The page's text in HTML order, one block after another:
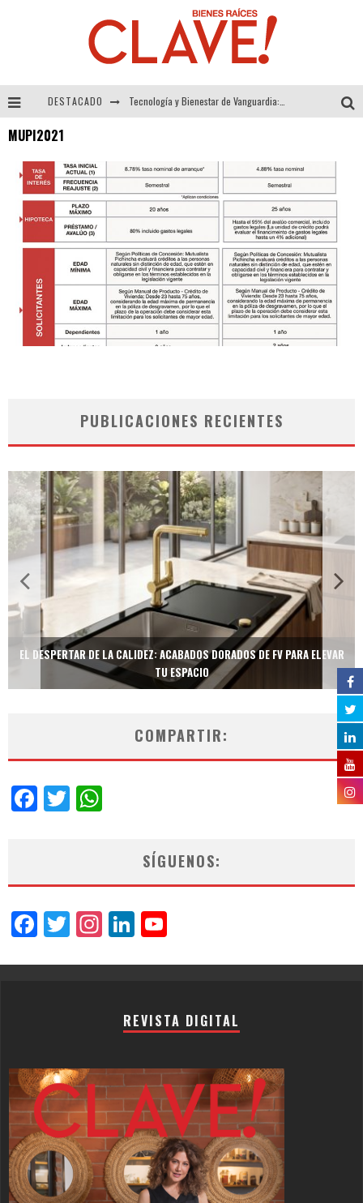
DESTACADO
Alexandra Bedoya – La Constancia detrás de La Paletería
El Despertar de la Calidez: Acabados Dorados de FV para Elevar tu Espacio
MUPI2021
PUBLICACIONES RECIENTES
EL DESPERTAR DE LA CALIDEZ: ACABADOS DORADOS DE FV PARA ELEVAR
TU ESPACIO
COMPARTIR:
Facebook
Twitter
SÍGUENOS:
Facebook
Twitter
Instagram
LinkedIn
REVISTA DIGITAL